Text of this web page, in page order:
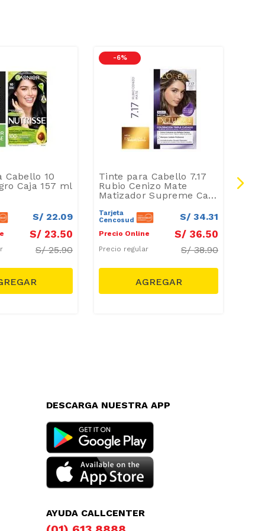
Cabello 10
Caja 157 ml
S/ 22.09
S/ 23.50
S/25.90
-6 %
Tinte para Cabello 7.17
Rubio Cenizo Mate
Matizador Supreme Caja
Tarjeta
Cencosud
S/ 34.31
Precio Online S/ 36.50
Precio regular S/38.90
DESCARGA NUESTRA APP
AYUDA CALLCENTER